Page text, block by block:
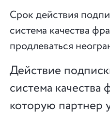
Срок действия
система качества
продлеваться
Действие
система качества
которую партнер